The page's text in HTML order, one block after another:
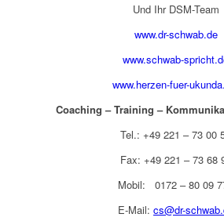
Und Ihr DSM-Team
www.dr-schwab.de
www.schwab-
www.herzen-fuer-
Coaching – Training –
Tel.: +49 221 – 73 00
Fax: +49 221 – 73 68
Mobil: 0172 – 80 09
E-Mail: cs@dr-